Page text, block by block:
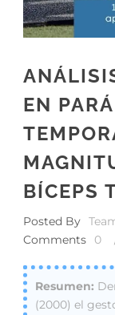
EN
BÍCEPS
Posted By
Comments
0
(2000) el